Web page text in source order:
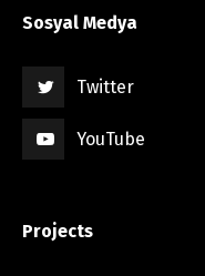
Sosyal Medya
Twitter
YouTube
Projects